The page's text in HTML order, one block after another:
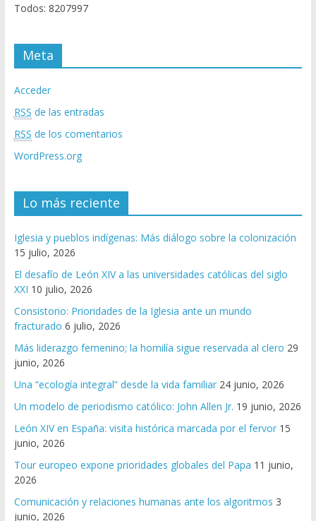
Todos: 8207997
Meta
Acceder
RSS de las entradas
RSS de los comentarios
WordPress.org
Lo más reciente
Iglesia y pueblos indígenas: Más diálogo sobre la colonización
15 julio, 2026
El desafío de León XIV a las universidades católicas del siglo
XXI 10 julio, 2026
Consistorio: Prioridades de la Iglesia ante un mundo
fracturado 6 julio, 2026
Más liderazgo femenino; la homilía sigue reservada al clero 29
junio, 2026
Una “ecología integral” desde la vida familiar 24 junio, 2026
Un modelo de periodismo católico: John Allen Jr. 19 junio, 2026
León XIV en España: visita histórica marcada por el fervor 15
junio, 2026
Tour europeo expone prioridades globales del Papa 11 junio,
2026
Comunicación y relaciones humanas ante los algoritmos 3
junio, 2026